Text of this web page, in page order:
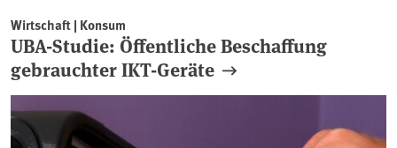
Wirtschaft | Konsum
UBA-Studie: Öffentliche Beschaffung
gebrauchter IKT-Geräte